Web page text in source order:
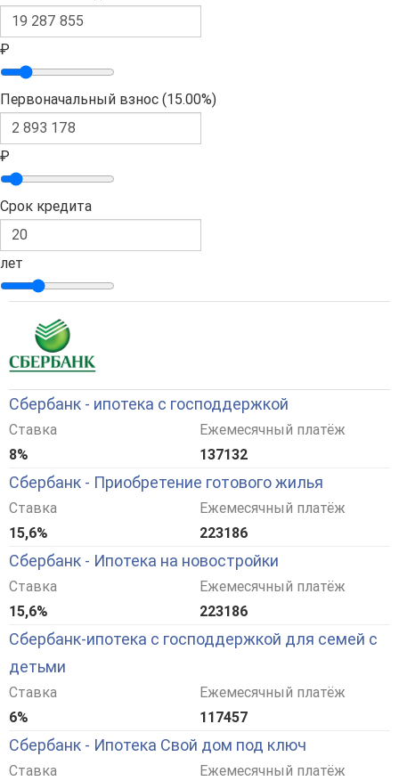
₽
Первоначальный взнос (15.00%)
₽
Срок кредита
лет
Сбербанк - ипотека с господдержкой
Ставка
8%
Ежемесячный платёж
137132
Сбербанк - Приобретение готового жилья
Ставка
15,6%
Ежемесячный платёж
223186
Сбербанк - Ипотека на новостройки
Ставка
15,6%
Ежемесячный платёж
223186
Сбербанк-ипотека с господдержкой для семей с
детьми
Ставка
6%
Ежемесячный платёж
117457
Сбербанк - Ипотека Свой дом под ключ
Ставка
Ежемесячный платёж